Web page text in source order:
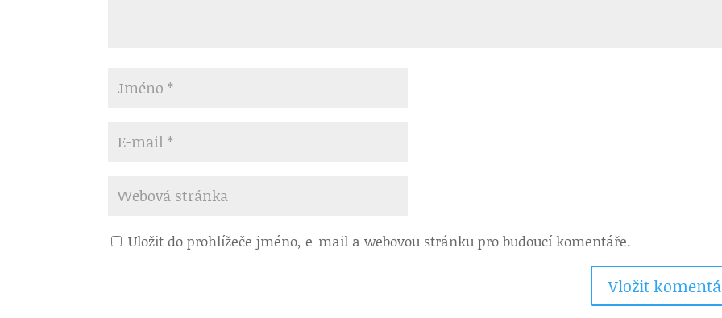
Uložit do prohlížeče jméno, e-mail a webovou stránku pro budoucí komentáře.